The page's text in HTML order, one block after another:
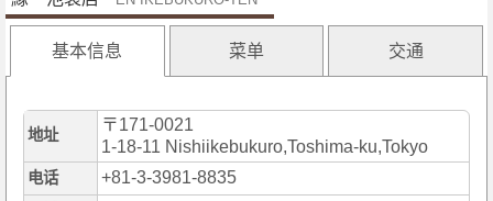
基本信息 菜单 交通
地址
〒171-0021
1-18-11 Nishiikebukuro,Toshima-ku,Tokyo
电话 +81-3-3981-8835